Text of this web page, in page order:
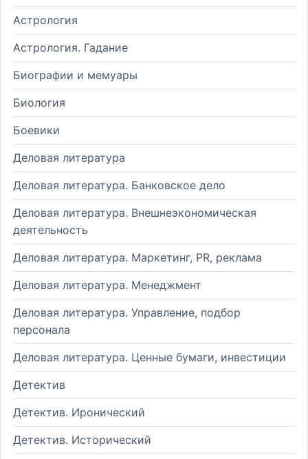
Астрология
Астрология. Гадание
Биографии и мемуары
Биология
Боевики
Деловая литература
Деловая литература. Банковское дело
Деловая литература. Внешнеэкономическая
деятельность
Деловая литература. Маркетинг, PR, реклама
Деловая литература. Менеджмент
Деловая литература. Управление, подбор
персонала
Деловая литература. Ценные бумаги, инвестиции
Детектив
Детектив. Иронический
Детектив. Исторический